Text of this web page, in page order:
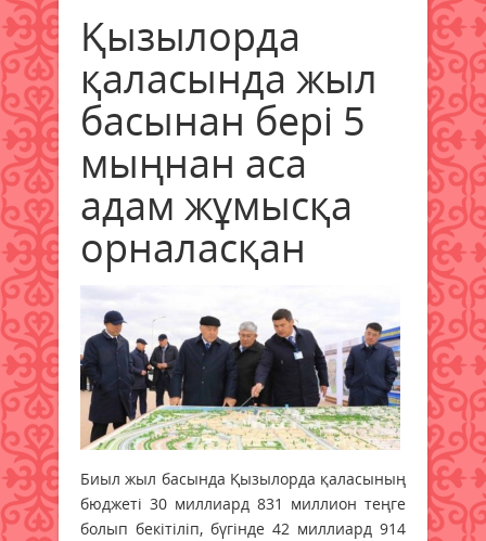
Қызылорда
қаласында жыл
басынан бері 5
мыңнан аса
адам жұмысқа
орналасқан
Биыл жыл басында Қызылорда қаласының
бюджеті 30 миллиард 831 миллион теңге
болып бекітіліп, бүгінде 42 миллиард 914